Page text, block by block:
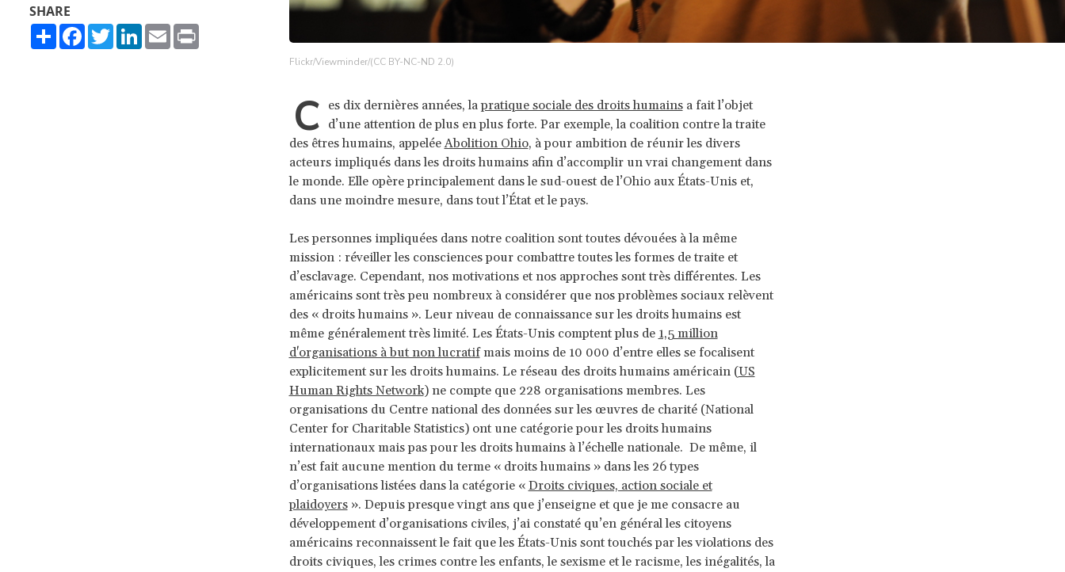
Flickr/Viewminder/(CC BY-NC-ND 2.0)
SHARE
ShareFacebook
TwitterLinkedIn
Email
C es dix dernières années, lapratique sociale des droits humainsa fait l’objet
d’une attention de plus en plus forte. Par exemple, la coalition contre la traite
des êtres humains, appeléeAbolition Ohio, à pour ambition de réunir les divers
acteurs impliqués dans les droits humains afin d’accomplir un vrai changement dans
le monde. Elle opère principalement dans le sud-ouest de l’Ohio aux États-Unis et,
dans une moindre mesure, dans tout l’État et le pays.
Les personnes impliquées dans notre coalition sont toutes dévouées à la même
mission : réveiller les consciences pour combattre toutes les formes de traite et
d’esclavage. Cependant, nos motivations et nos approches sont très différentes. Les
américains sont très peu nombreux à considérer que nos problèmes sociaux relèvent
des « droits humains ». Leur niveau de connaissance sur les droits humains est
même généralement très limité. Les États-Unis comptent plus de 1,5 million
d'organisations à but non lucratifmais moins de 10 000 d’entre elles se focalisent
explicitement sur les droits humains. Le réseau des droits humains américain (US
Human Rights Network) ne compte que 228 organisations membres. Les
organisations du Centre national des données sur les œuvres de charité (National
Center for Charitable Statistics) ont une catégorie pour les droits humains
internationaux mais pas pour les droits humains à l’échelle nationale. De même, il
n’est fait aucune mention du terme « droits humains » dans les 26 types
d’organisations listées dans la catégorie « Droits civiques, action sociale et
plaidoyers». Depuis presque vingt ans que j’enseigne et que je me consacre au
développement d’organisations civiles, j’ai constaté qu’en général les citoyens
américains reconnaissent le fait que les États-Unis sont touchés par les violations des
droits civiques, les crimes contre les enfants, le sexisme et le racisme, les inégalités, la